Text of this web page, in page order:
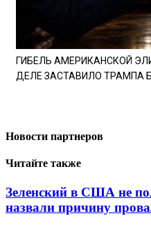
ГИБЕЛЬ АМЕРИКАНСКОЙ
ДЕЛЕ ЗАСТАВИЛО ТРАМПА
Новости партнеров
Читайте также
Зеленский в США не
назвали причину